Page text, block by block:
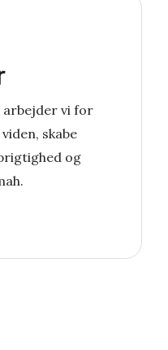
vi for
skabe
og